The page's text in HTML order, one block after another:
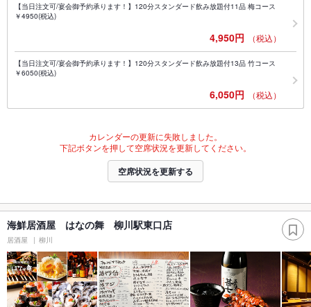
【当日注文可/宴会御予約承ります！】120分スタンダード飲み放題付11品 梅コース
￥4950(税込)
4,950円 （税込）
【当日注文可/宴会御予約承ります！】120分スタンダード飲み放題付13品 竹コース
￥6050(税込)
6,050円 （税込）
カレンダーの更新に失敗しました。
下記ボタンを押して空席状況を更新してください。
空席状況を更新する
海鮮居酒屋 はなの舞 柳川駅東口店
居酒屋 柳川